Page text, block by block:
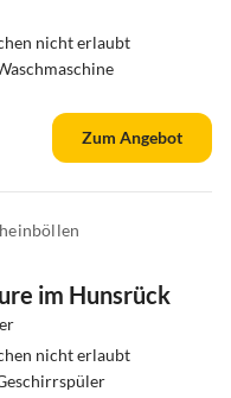
nicht erlaubt
Zum Angebot
im Hunsrück
nicht erlaubt